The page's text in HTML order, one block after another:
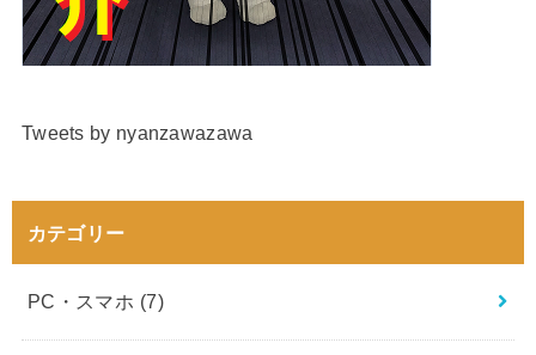
Tweets by nyanzawazawa
カテゴリー
PC・スマホ (7)